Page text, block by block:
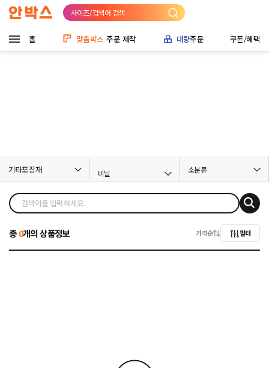
사이즈/검색어 검색
홈 맞춤박스 주문 제작 대량주문 쿠폰/혜택
기타포장재 비닐 소분류
총0개의 상품정보 가격순 필터